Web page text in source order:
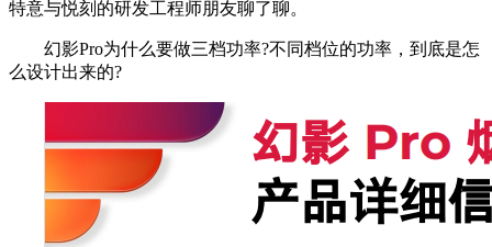
特意与悦刻的研发工程师朋友聊了聊。
幻影Pro为什么要做三档功率?不同档位的功率，到底是怎
么设计出来的?